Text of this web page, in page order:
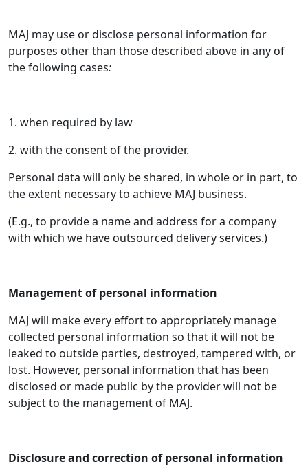
MAJ may use or disclose personal information for
purposes other than those described above in any of
the following cases:
1. when required by law
2. with the consent of the provider.
Personal data will only be shared, in whole or in part, to
the extent necessary to achieve MAJ business.
(E.g., to provide a name and address for a company
with which we have outsourced delivery services.)
Management of personal information
MAJ will make every effort to appropriately manage
collected personal information so that it will not be
leaked to outside parties, destroyed, tampered with, or
lost. However, personal information that has been
disclosed or made public by the provider will not be
subject to the management of MAJ.
Disclosure and correction of personal information